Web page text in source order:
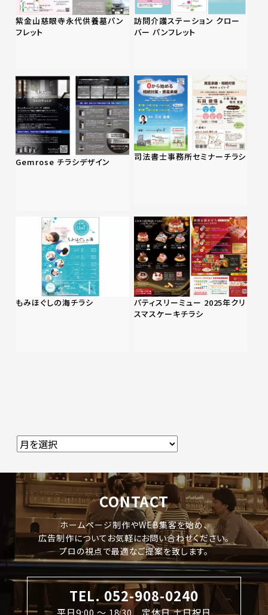
紫金山慈眼寺永代供養墓パン
フレット
訪問介護ステーション クロー
バー パンフレット
Gemrose チラシデザイン 司法書士事務所セミナーチラシ
もみほぐしの海チラシ
パティスリーミュー 2025年クリ
スマスケーキチラシ
CONTACT
ホームページ制作やWEB集客を始め、
広告制作についてお気軽にお問い合わせください。
プロの視点で最適なご提案を致します。
TEL. 052-908-0240